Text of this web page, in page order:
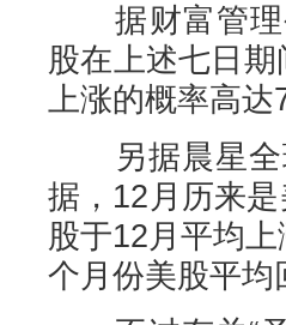
据财富管理
股在上述七日
上涨的概率高达
另据晨星全
据，12月历来
股于12月平均
个月份美股平